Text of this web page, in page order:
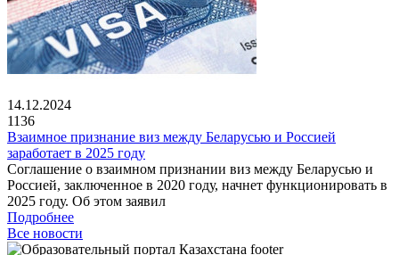
14.12.2024
1136
Взаимное признание виз между Беларусью и Россией
заработает в 2025 году
Соглашение о взаимном признании виз между Беларусью и
Россией, заключенное в 2020 году, начнет функционировать в
2025 году. Об этом заявил
Подробнее
Все новости